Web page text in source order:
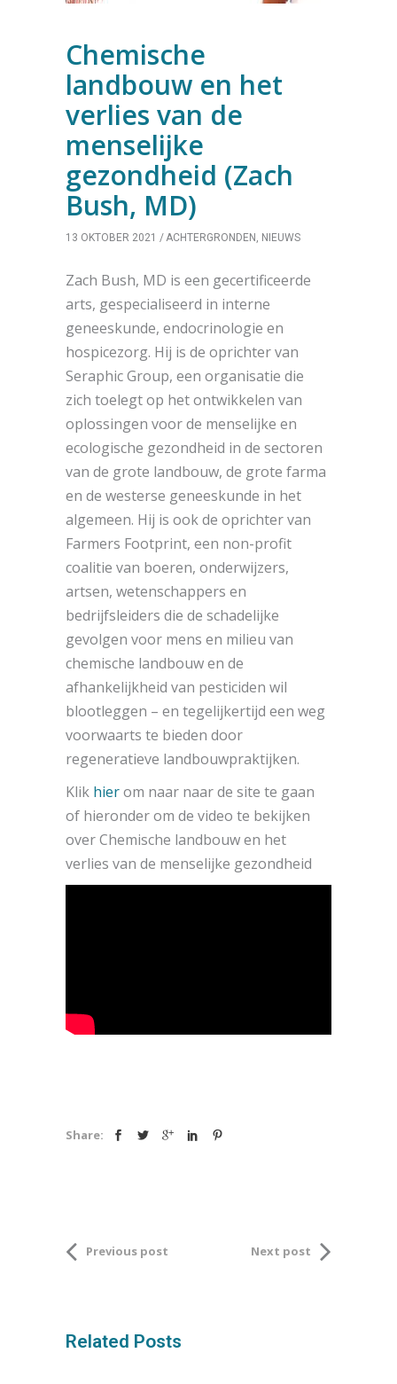
Chemische
landbouw en het
verlies van de
menselijke
gezondheid (Zach
Bush, MD)
13 OKTOBER 2021 ACHTERGRONDEN , NIEUWS
Zach Bush, MD is een gecertificeerde
arts, gespecialiseerd in interne
geneeskunde, endocrinologie en
hospicezorg. Hij is de oprichter van
Seraphic Group, een organisatie die
zich toelegt op het ontwikkelen van
oplossingen voor de menselijke en
ecologische gezondheid in de sectoren
van de grote landbouw, de grote farma
en de westerse geneeskunde in het
algemeen. Hij is ook de oprichter van
Farmers Footprint​, een non-profit
coalitie van boeren, onderwijzers,
artsen, wetenschappers en
bedrijfsleiders die de schadelijke
gevolgen voor mens en milieu van
chemische landbouw en de
afhankelijkheid van pesticiden wil
blootleggen – en tegelijkertijd een weg
voorwaarts te bieden door
regeneratieve landbouwpraktijken.
Klik hierom naar naar de site te gaan
of hieronder om de video te bekijken
overChemische landbouw en het
verlies van de menselijke gezondheid
Share:
Previous post Next post
Related Posts